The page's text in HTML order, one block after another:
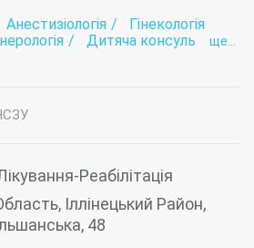
Анестизіологія
Гінекологія
Дитяча консультація
крові
(діагностика і лікування)
діагностика (УЗД)
Функціональна діагностика
Швидка допомога
ще...
Реабілітація
Іллінецький Район,
48